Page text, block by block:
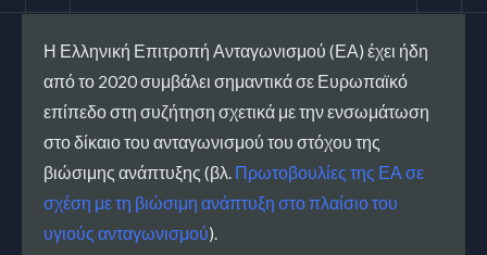
Η Ελληνική Επιτροπή Ανταγωνισμού (ΕΑ) έχει ήδη
από το 2020 συμβάλει σημαντικά σε Ευρωπαϊκό
επίπεδο στη συζήτηση σχετικά με την ενσωμάτωση
στο δίκαιο του ανταγωνισμού του στόχου της
βιώσιμης ανάπτυξης (βλ. Πρωτοβουλίες της ΕΑ σε
σχέση με τη βιώσιμη ανάπτυξη στο πλαίσιο του
υγιούς ανταγωνισμού).